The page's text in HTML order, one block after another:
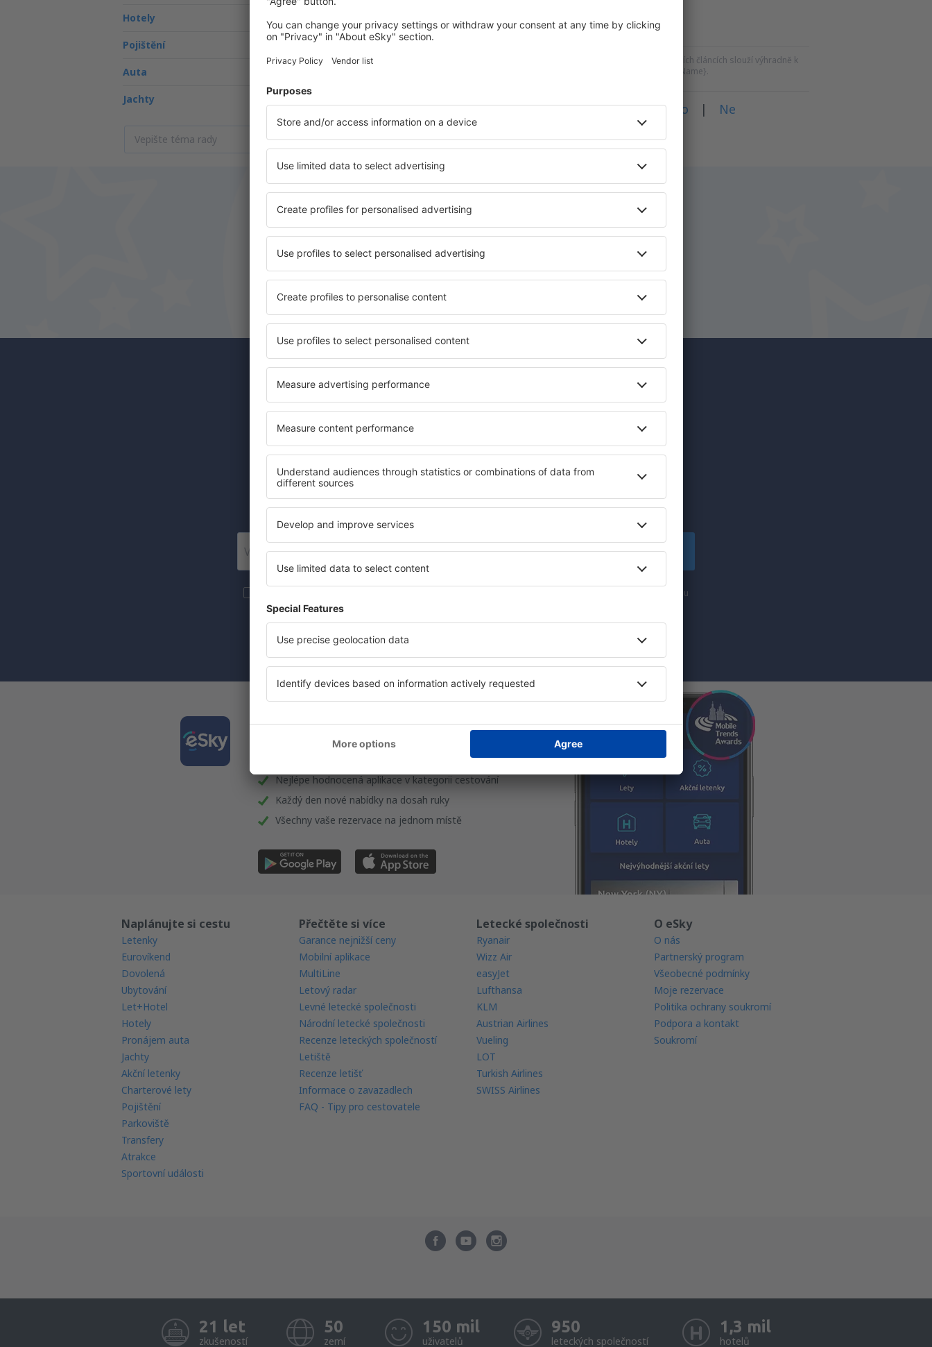
Hotely
Pojištění
Auta
Jachty
Článek byl vytvořen pomocí umělé inteligence. Tipy a návrhy v tomto článku a souvisejících článcích slouží výhradně k
informačním a pomocným účelům a nemohou tvořit základ pro žádné nároky vůči {siteName}.
Obsahuje tento článek informace, které jste hledali? Ano | Ne
Myslím, že tenhle článek:
Je nejasný
Obsahuje nepřesné informace
Nevyčerpává téma
Je moc dlouhý
Šetřete čas a peníze.
Rezervujte si Let+Hotel na
eSky.cz!
Klikněte sem
Odběratelé newsletteru cestují více za
Levné lety, dovolené, eurovíkendy - získejte informace o jedinečných
akčních letenkách dříve než kdokoli jiný.
Posíláme jen to nejlepší, máte naše čestné cestovatelské!
Zapsat se
Souhlasím s odběrem marketingových informací (formou
newsletteru) od eSky.pl S.A. na mnou poskytnutou e-mailovou adresu.
(současně) vyjadřujete souhlas na zpracování osobních údajů
Stáhněte si naši aplikaci
a plánujte své cesty pohodlně
Nejlépe hodnocená aplikace v kategorii cestování
Každý den nové nabídky na dosah ruky
Všechny vaše rezervace na jednom místě
Naplánujte si cestu
Letenky
Eurovíkend
Dovolená
Ubytování
Let+Hotel
Hotely
Pronájem auta
Jachty
Akční letenky
Charterové lety
Pojištění
Parkoviště
Transfery
Atrakce
Sportovní události
Přečtěte si více
Garance nejnižší ceny
Mobilní aplikace
MultiLine
Letový radar
Levné letecké společnosti
Národní letecké společnosti
Recenze leteckých společností
Letiště
Recenze letišť
Informace o zavazadlech
FAQ - Tipy pro cestovatele
Letecké společnosti
Ryanair
Wizz Air
easyJet
Lufthansa
KLM
Austrian Airlines
Vueling
LOT
Turkish Airlines
SWISS Airlines
O eSky
O nás
Partnerský program
Všeobecné podmínky
Moje rezervace
Politika ochrany soukromí
Podpora a kontakt
Soukromí
21 let
zkušeností
50
zemí
150 mil
uživatelů
950
leteckých společností
1,3 mil
hotelů